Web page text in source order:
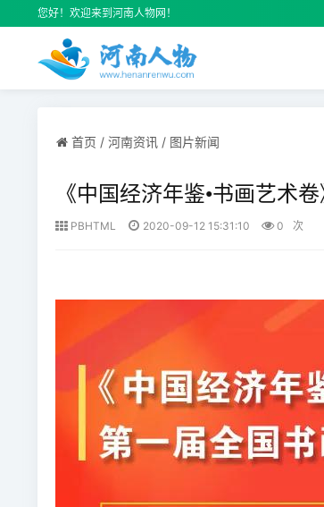
您好！欢迎来到河南人物网！
首页 / 河南资讯 / 图片新闻
《中国经济年鉴•书画艺术
PBHTML 2020-09-12 15:31:10 0 次